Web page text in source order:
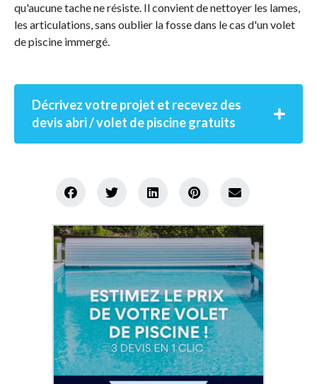
qu'aucune tache ne résiste. Il convient de nettoyer les lames,
les articulations, sans oublier la fosse dans le cas d'un volet
de piscine immergé.
Décrivez votre projet et recevez des
devis abri / volet de piscine gratuits